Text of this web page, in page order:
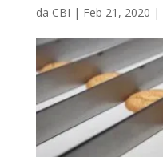
da CBI | Feb 21, 2020 |